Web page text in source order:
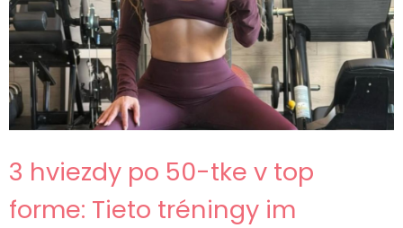
3 hviezdy po 50-tke v top
forme: Tieto tréningy im